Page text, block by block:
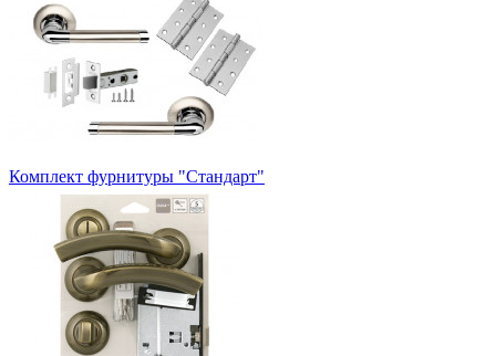
Комплект фурнитуры "Стандарт"